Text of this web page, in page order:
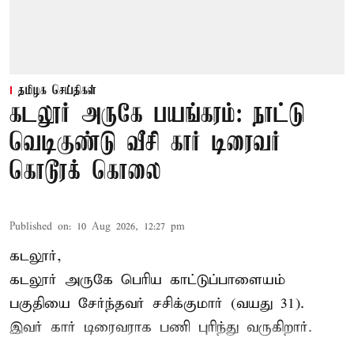
தமிழக செய்திகள்
கடலூர் அருகே பயங்கரம்: நாட்டு
வெடிகுண்டு வீசி கார் டிரைவர்
கொடூரக் கொலை
Published on: 10 Aug 2026, 12:27 pm
கடலூர்,
கடலூர் அருகே பெரிய காட்டுப்பாளையம்
பகுதியை சேர்ந்தவர் சசிக்குமார் (வயது 31).
இவர் கார் டிரைவராக பணி புரிந்து வருகிறார்.